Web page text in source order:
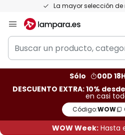
Devoluciones gratis en
al
contenido
Buscar
un
producto,
marca...
Sólo
00D
DESCUENTO EXTRA: 10%
en casi
Código:WOW
WOW Week: Hasta